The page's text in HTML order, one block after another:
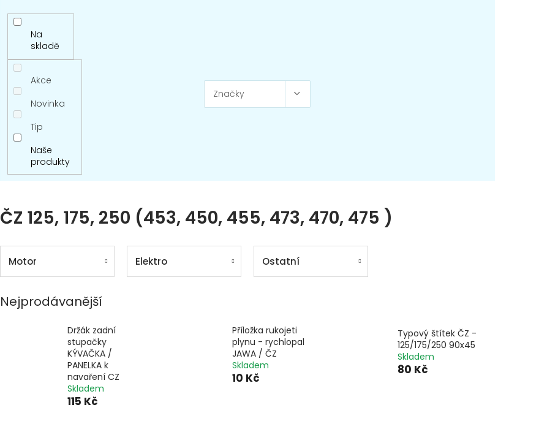
ČZ 125, 175, 250 (453, 450, 455, 473, 470, 475 )
Motor Elektro Ostatní
Nejprodávanější
Držák zadní
stupačky
KÝVAČKA /
PANELKA k
navaření CZ
Skladem
115 Kč
Příložka rukojeti
plynu - rychlopal
JAWA / ČZ
Skladem
10 Kč
Typový štítek ČZ -
125/175/250 90x45
Skladem
80 Kč
Na
skladě
Akce
Novinka
Tip
Naše
produkty
Značky